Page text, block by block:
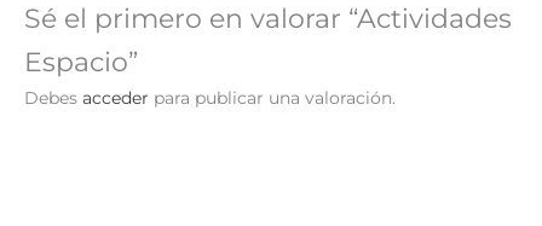
Sé el primero en valorar “Actividades
Espacio”
Debes acceder para publicar una valoración.